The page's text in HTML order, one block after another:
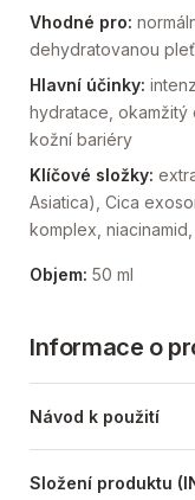
Vhodné pro:
dehydratovanou
Hlavní účinky:
hydratace,
kožní bariéry
Klíčové složky:
Asiatica), Cica
komplex,
Objem: 50 ml
Informace o
Návod k použití
Složení produktu